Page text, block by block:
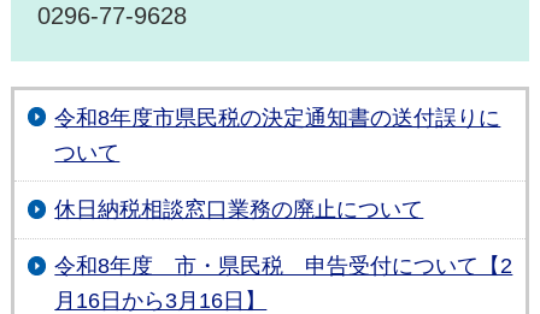
0296-77-9628
令和8年度市県民税の決定通知書の送付誤りに
ついて
休日納税相談窓口業務の廃止について
令和8年度 市・県民税 申告受付について【2
月16日から3月16日】